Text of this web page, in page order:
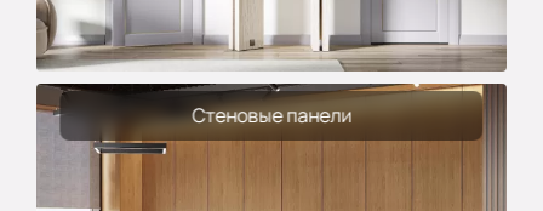
Стеновые панели